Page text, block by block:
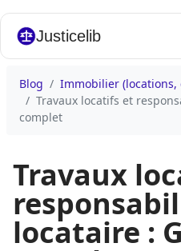
Justicelib
Blog
Immobilier (locations,
Travaux locatifs et
complet
Travaux
locataire :